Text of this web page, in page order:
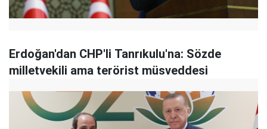
Erdoğan'dan CHP'li Tanrıkulu'na: Sözde
milletvekili ama terörist müsveddesi